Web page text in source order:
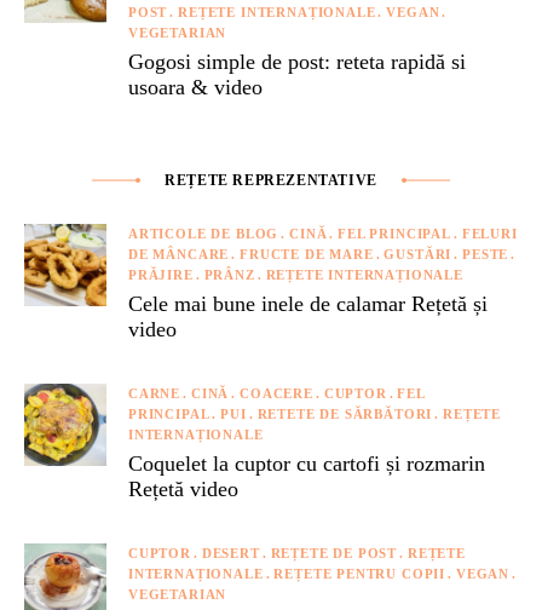
POST
REȚETE INTERNAȚIONALE
VEGAN
VEGETARIAN
Gogosi simple de post: reteta rapidă si
usoara & video
REȚETE REPREZENTATIVE
ARTICOLE DE BLOG CINĂ FEL PRINCIPAL
FELURI
DE MÂNCARE
FRUCTE DE MARE GUSTĂRI
PESTE
PRĂJIRE
PRÂNZ REȚETE INTERNAȚIONALE
Cele mai bune inele de calamar Rețetă și
video
CARNE CINĂ COACERE CUPTOR
FEL
PRINCIPAL
PUI RETETE DE SĂRBĂTORI
REȚETE
INTERNAȚIONALE
Coquelet la cuptor cu cartofi și rozmarin
Rețetă video
CUPTOR DESERT REȚETE DE POST
REȚETE
INTERNAȚIONALE
REȚETE PENTRU COPII
VEGAN
VEGETARIAN